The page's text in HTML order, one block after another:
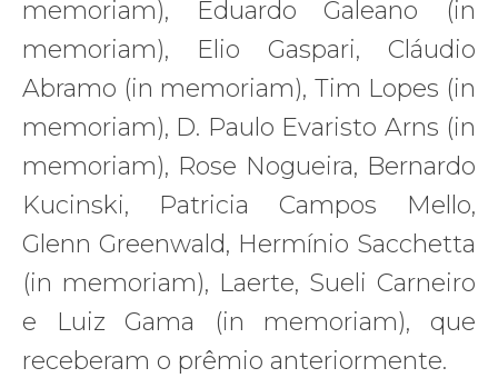
memoriam), Eduardo Galeano (in
memoriam), Elio Gaspari, Cláudio
Abramo (in memoriam), Tim Lopes (in
memoriam), D. Paulo Evaristo Arns (in
memoriam), Rose Nogueira, Bernardo
Kucinski, Patricia Campos Mello,
Glenn Greenwald, Hermínio Sacchetta
(in memoriam), Laerte, Sueli Carneiro
e Luiz Gama (in memoriam), que
receberam o prêmio anteriormente.